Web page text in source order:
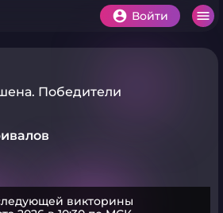
Войти
Победители
викторины